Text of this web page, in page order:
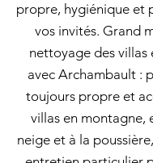
propre, hygiénique et
vos invités. Grand
nettoyage des villas
avec Archambault :
toujours propre et
villas en montagne,
neige et à la